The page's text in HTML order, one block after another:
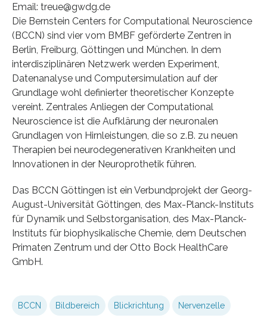
Email: treue@gwdg.de
Die Bernstein Centers for Computational Neuroscience
(BCCN) sind vier vom BMBF geförderte Zentren in
Berlin, Freiburg, Göttingen und München. In dem
interdisziplinären Netzwerk werden Experiment,
Datenanalyse und Computersimulation auf der
Grundlage wohl definierter theoretischer Konzepte
vereint. Zentrales Anliegen der Computational
Neuroscience ist die Aufklärung der neuronalen
Grundlagen von Hirnleistungen, die so z.B. zu neuen
Therapien bei neurodegenerativen Krankheiten und
Innovationen in der Neuroprothetik führen.
Das BCCN Göttingen ist ein Verbundprojekt der Georg-
August-Universität Göttingen, des Max-Planck-Instituts
für Dynamik und Selbstorganisation, des Max-Planck-
Instituts für biophysikalische Chemie, dem Deutschen
Primaten Zentrum und der Otto Bock HealthCare
GmbH.
BCCN Bildbereich Blickrichtung Nervenzelle